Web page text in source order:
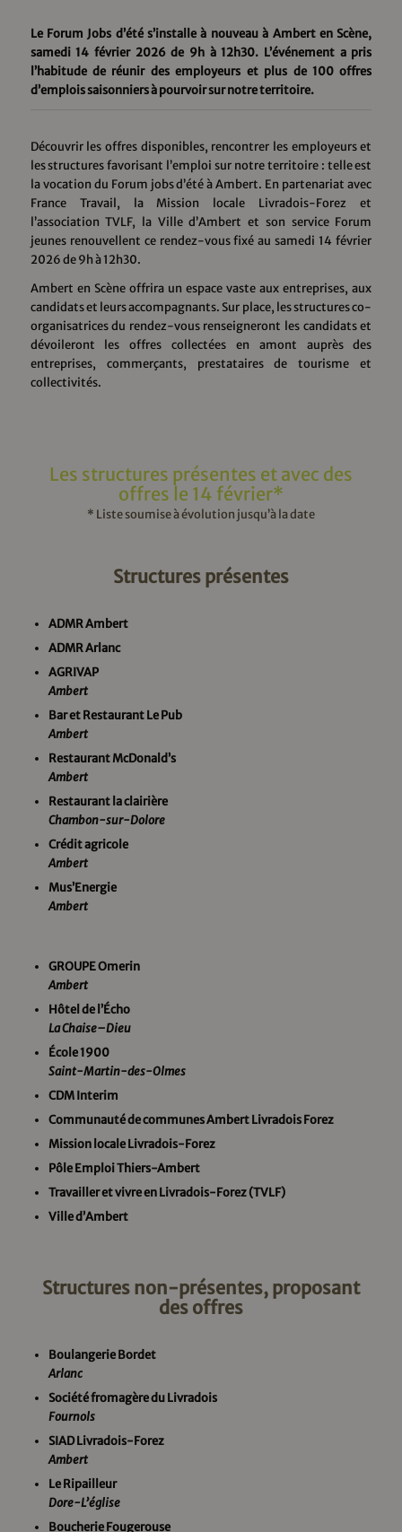
Le Forum Jobs d’été s’installe à nouveau à Ambert en Scène,
samedi 14 février 2026 de 9h à 12h30. L’événement a pris
l’habitude de réunir des employeurs et plus de 100 offres
d’emplois saisonniers à pourvoir sur notre territoire.
Découvrir les offres disponibles, rencontrer les employeurs et
les structures favorisant l’emploi sur notre territoire : telle est
la vocation du Forum jobs d’été à Ambert. En partenariat avec
France Travail, la Mission locale Livradois-Forez et
l’association TVLF, la Ville d’Ambert et son service Forum
jeunes renouvellent ce rendez-vous fixé au samedi 14 février
2026 de 9h à 12h30.
Ambert en Scène offrira un espace vaste aux entreprises, aux
candidats et leurs accompagnants. Sur place, les structures co-
organisatrices du rendez-vous renseigneront les candidats et
dévoileront les offres collectées en amont auprès des
entreprises, commerçants, prestataires de tourisme et
collectivités.
Les structures présentes et avec des
offres le 14 février*
* Liste soumise à évolution jusqu’à la date
Structures présentes
ADMR Ambert
ADMR Arlanc
AGRIVAP
Ambert
Bar et Restaurant Le Pub
Ambert
Restaurant McDonald’s
Ambert
Restaurant la clairière
Chambon-sur-Dolore
Crédit agricole
Ambert
Mus’Energie
Ambert
GROUPE Omerin
Ambert
Hôtel de l’Écho
LaChaise–Dieu
École 1900
Saint-Martin-des-Olmes
CDM Interim
Communauté de communesAmbert Livradois Forez
Mission locale Livradois-Forez
Pôle Emploi Thiers-Ambert
Travailler et vivre en Livradois-Forez (TVLF)
Ville d’Ambert
Structures non-présentes, proposant
des offres
Boulangerie Bordet
Arlanc
Société fromagèredu Livradois
Fournols
SIAD Livradois-Forez
Ambert
Le Ripailleur
Dore-L’église
Boucherie Fougerouse